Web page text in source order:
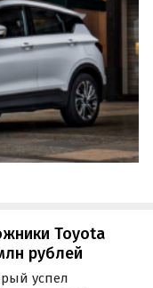
Toyota
рублей
успел